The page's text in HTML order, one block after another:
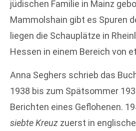
jüdischen Familie in Mainz
Mammolshain gibt es Spuren
liegen die Schauplätze in
Hessen in einem Bereich von
Anna Seghers schrieb das
1938 bis zum Spätsommer
Berichten eines Geflohenen.
siebte Kreuz zuerst in